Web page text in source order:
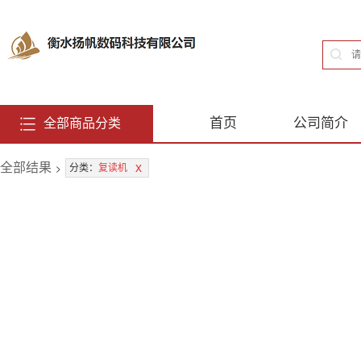
首页 公司简介
全部商品分类
全部结果 > 分类： 复读机 x